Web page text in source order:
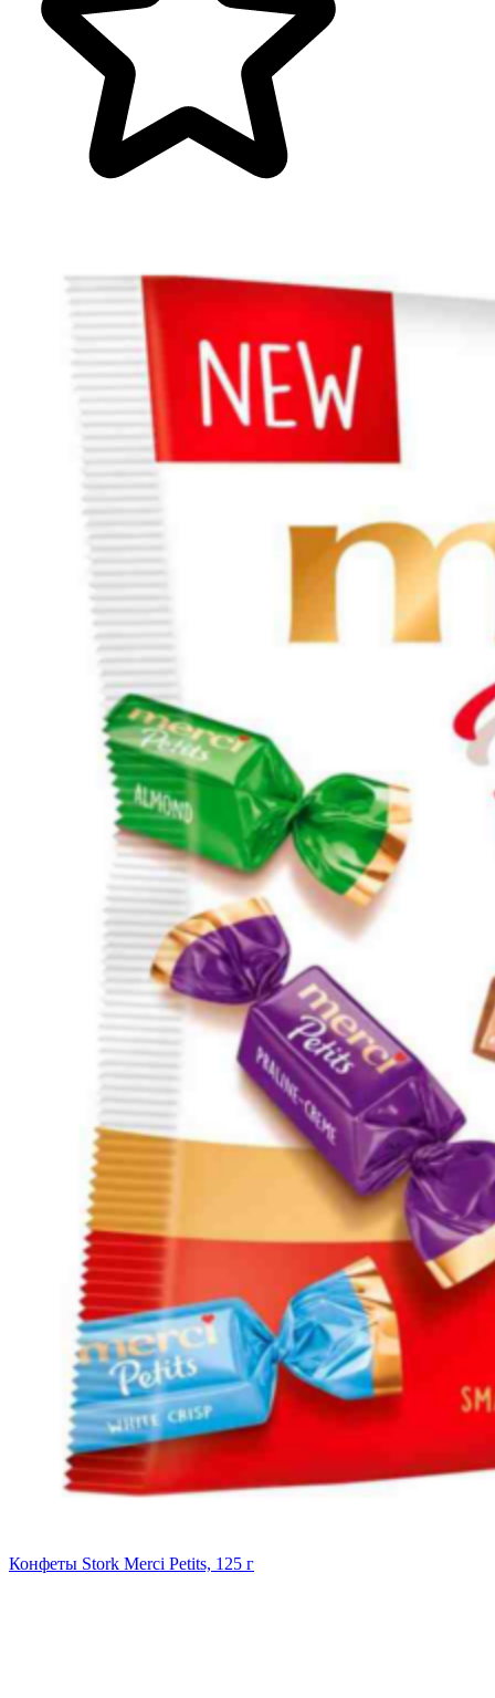
Конфеты Stork Merci Petits, 125 г